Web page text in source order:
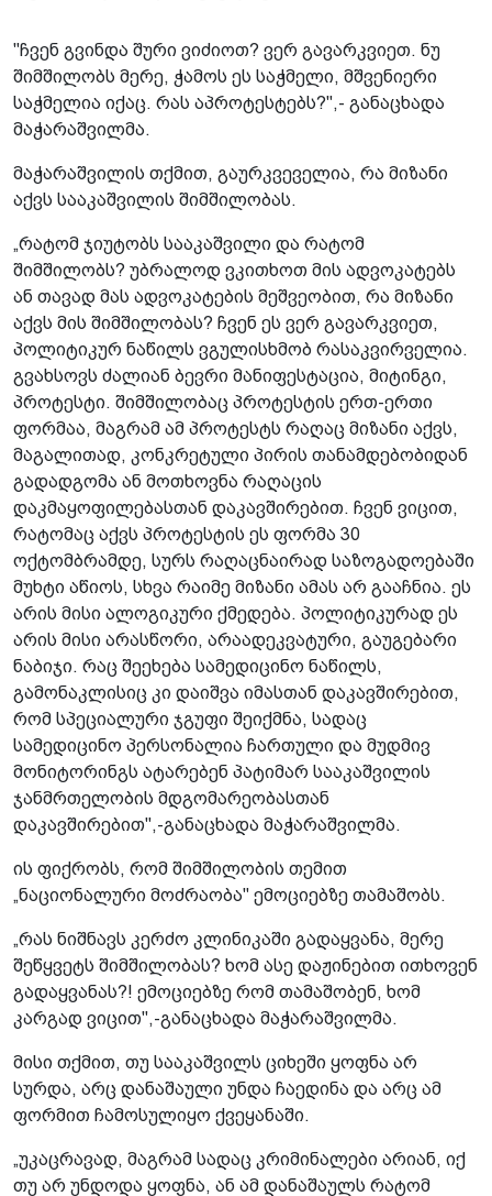
"ჩვენ გვინდა შური ვიძიოთ? ვერ გავარკვიეთ. ნუ
შიმშილობს მერე, ჭამოს ეს საჭმელი, მშვენიერი
საჭმელია იქაც. რას აპროტესტებს?",- განაცხადა
მაჭარაშვილმა.
მაჭარაშვილის თქმით, გაურკვეველია, რა მიზანი
აქვს სააკაშვილის შიმშილობას.
„რატომ ჯიუტობს სააკაშვილი და რატომ
შიმშილობს? უბრალოდ ვკითხოთ მის ადვოკატებს
ან თავად მას ადვოკატების მეშვეობით, რა მიზანი
აქვს მის შიმშილობას? ჩვენ ეს ვერ გავარკვიეთ,
პოლიტიკურ ნაწილს ვგულისხმობ რასაკვირველია.
გვახსოვს ძალიან ბევრი მანიფესტაცია, მიტინგი,
პროტესტი. შიმშილობაც პროტესტის ერთ-ერთი
ფორმაა, მაგრამ ამ პროტესტს რაღაც მიზანი აქვს,
მაგალითად, კონკრეტული პირის თანამდებობიდან
გადადგომა ან მოთხოვნა რაღაცის
დაკმაყოფილებასთან დაკავშირებით. ჩვენ ვიცით,
რატომაც აქვს პროტესტის ეს ფორმა 30
ოქტომბრამდე, სურს რაღაცნაირად საზოგადოებაში
მუხტი აწიოს, სხვა რაიმე მიზანი ამას არ გააჩნია. ეს
არის მისი ალოგიკური ქმედება. პოლიტიკურად ეს
არის მისი არასწორი, არაადეკვატური, გაუგებარი
ნაბიჯი. რაც შეეხება სამედიცინო ნაწილს,
გამონაკლისიც კი დაიშვა იმასთან დაკავშირებით,
რომ სპეციალური ჯგუფი შეიქმნა, სადაც
სამედიცინო პერსონალია ჩართული და მუდმივ
მონიტორინგს ატარებენ პატიმარ სააკაშვილის
ჯანმრთელობის მდგომარეობასთან
დაკავშირებით",-განაცხადა მაჭარაშვილმა.
ის ფიქრობს, რომ შიმშილობის თემით
„ნაციონალური მოძრაობა" ემოციებზე თამაშობს.
„რას ნიშნავს კერძო კლინიკაში გადაყვანა, მერე
შეწყვეტს შიმშილობას? ხომ ასე დაჟინებით ითხოვენ
გადაყვანას?! ემოციებზე რომ თამაშობენ, ხომ
კარგად ვიცით",-განაცხადა მაჭარაშვილმა.
მისი თქმით, თუ სააკაშვილს ციხეში ყოფნა არ
სურდა, არც დანაშაული უნდა ჩაედინა და არც ამ
ფორმით ჩამოსულიყო ქვეყანაში.
„უკაცრავად, მაგრამ სადაც კრიმინალები არიან, იქ
თუ არ უნდოდა ყოფნა, ან ამ დანაშაულს რატომ